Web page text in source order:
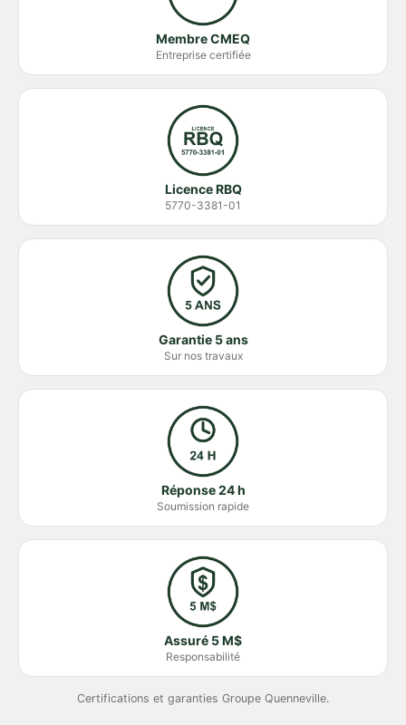
Membre CMEQ
Entreprise certifiée
Licence RBQ
5770-3381-01
Garantie 5 ans
Sur nos travaux
Réponse 24 h
Soumission rapide
Assuré 5 M$
Responsabilité
Certifications et garanties Groupe Quenneville.